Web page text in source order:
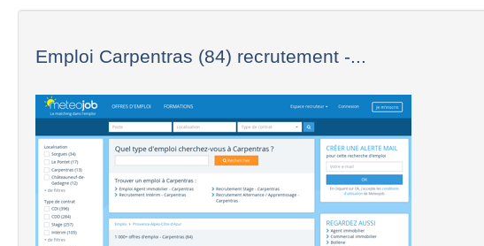
Emploi Carpentras (84) recrutement -...